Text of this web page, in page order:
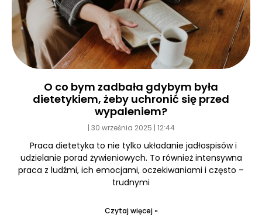
O co bym zadbała gdybym była
dietetykiem, żeby uchronić się przed
wypaleniem?
30 września 2025 12:44
Praca dietetyka to nie tylko układanie jadłospisów i
udzielanie porad żywieniowych. To również intensywna
praca z ludźmi, ich emocjami, oczekiwaniami i często –
trudnymi
Czytaj więcej »